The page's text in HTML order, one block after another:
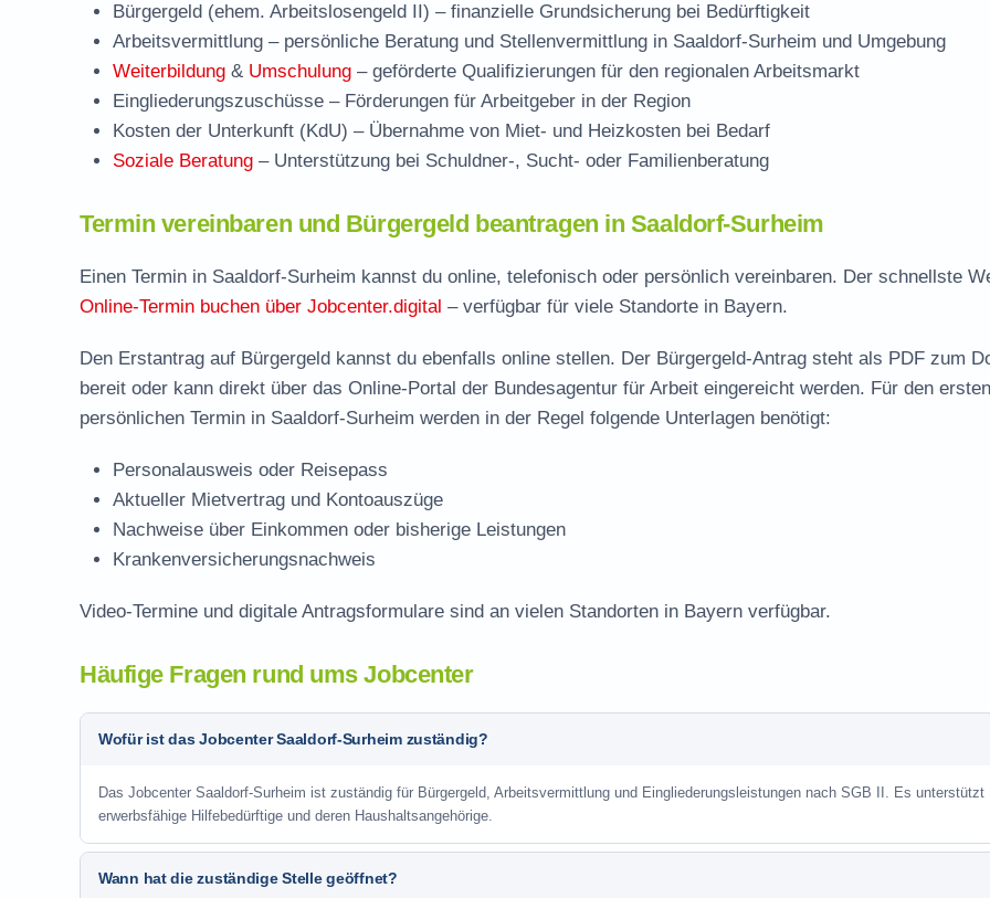
Bürgergeld (ehem. Arbeitslosengeld II) – finanzielle Grundsicherung bei Bedürftigkeit
Arbeitsvermittlung – persönliche Beratung und Stellenvermittlung in Saaldorf-Surheim und Umgebung
Weiterbildung & Umschulung – geförderte Qualifizierungen für den regionalen Arbeitsmarkt
Eingliederungszuschüsse – Förderungen für Arbeitgeber in der Region
Kosten der Unterkunft (KdU) – Übernahme von Miet- und Heizkosten bei Bedarf
Soziale Beratung – Unterstützung bei Schuldner-, Sucht- oder Familienberatung
Termin vereinbaren und Bürgergeld beantragen in Saaldorf-Surheim
Einen Termin in Saaldorf-Surheim kannst du online, telefonisch oder persönlich vereinbaren. Der schnellste
Online-Termin buchen über Jobcenter.digital – verfügbar für viele Standorte in Bayern.
Den Erstantrag auf Bürgergeld kannst du ebenfalls online stellen. Der Bürgergeld-Antrag steht als PDF zum
bereit oder kann direkt über das Online-Portal der Bundesagentur für Arbeit eingereicht werden. Für den ersten
persönlichen Termin in Saaldorf-Surheim werden in der Regel folgende Unterlagen benötigt:
Personalausweis oder Reisepass
Aktueller Mietvertrag und Kontoauszüge
Nachweise über Einkommen oder bisherige Leistungen
Krankenversicherungsnachweis
Video-Termine und digitale Antragsformulare sind an vielen Standorten in Bayern verfügbar.
Häufige Fragen rund ums Jobcenter
Wofür ist das Jobcenter Saaldorf-Surheim zuständig?
Das Jobcenter Saaldorf-Surheim ist zuständig für Bürgergeld, Arbeitsvermittlung und Eingliederungsleistungen nach SGB II. Es unterstützt
erwerbsfähige Hilfebedürftige und deren Haushaltsangehörige.
Wann hat die zuständige Stelle geöffnet?